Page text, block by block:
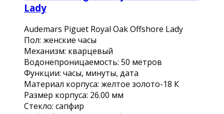
Lady
Audemars Piguet Royal Oak Offshore Lady
Пол: женские часы
Механизм: кварцевый
Водонепроницаемость: 50 метров
Функции: часы, минуты, дата
Материал корпуса: желтое золото-18 К
Размер корпуса: 26.00 мм
Стекло: сапфир